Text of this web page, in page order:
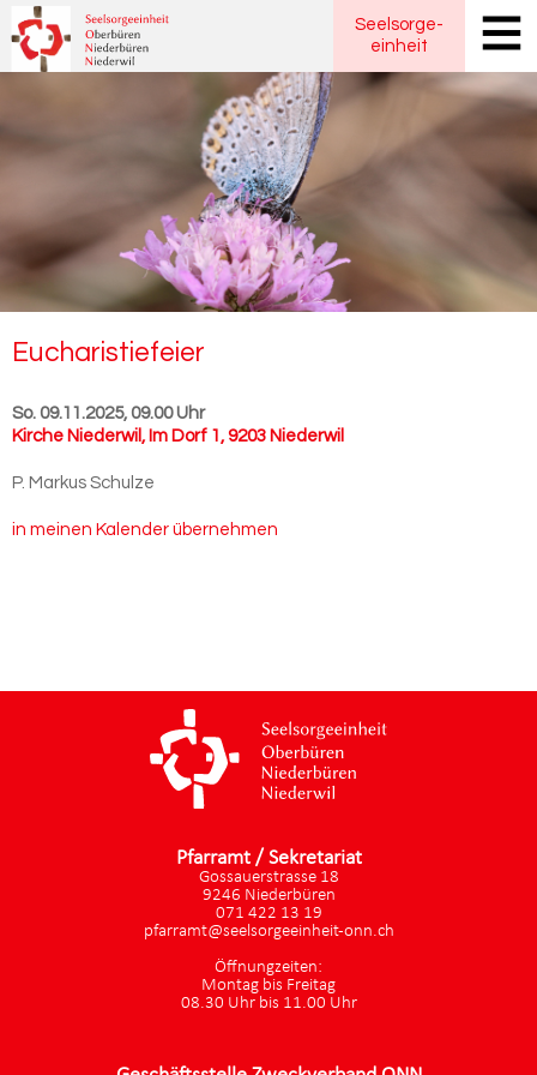
Seelsorge-
einheit
Eu­cha­ris­tie­fei­er
So. 09.11.2025, 09.00 Uhr
Kirche Niederwil , Im Dorf 1, 9203 Niederwil
P. Markus Schulze
in meinen Kalender übernehmen
Pfarramt / Sekretariat
Gossauerstrasse 18
9246 Niederbüren
071 422 13 19
pfarramt@seelsorgeeinheit-onn.ch
Öffnungzeiten:
Montag bis Freitag
08.30 Uhr bis 11.00 Uhr